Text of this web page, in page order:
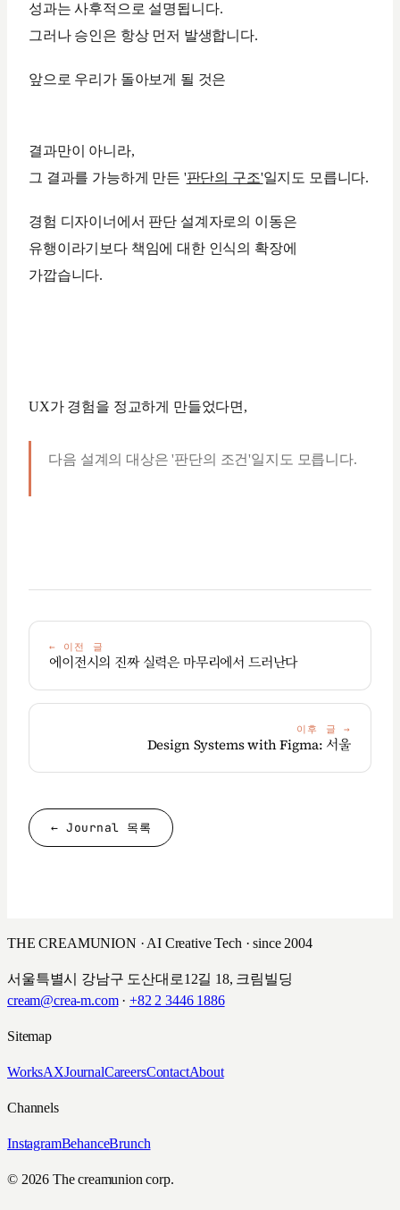
성과는 사후적으로 설명됩니다.
그러나 승인은 항상 먼저 발생합니다.
앞으로 우리가 돌아보게 될 것은
결과만이 아니라,
그 결과를 가능하게 만든 '판단의 구조'일지도 모릅니다.
경험 디자이너에서 판단 설계자로의 이동은
유행이라기보다 책임에 대한 인식의 확장에
가깝습니다.
UX가 경험을 정교하게 만들었다면,
다음 설계의 대상은 '판단의 조건'일지도 모릅니다.
← 이전 글
에이전시의 진짜 실력은 마무리에서 드러난다
이후 글 →
Design Systems with Figma: 서울
← Journal 목록
THE CREAMUNION · AI Creative Tech · since 2004
서울특별시 강남구 도산대로12길 18, 크림빌딩
cream@crea-m.com· +82 2 3446 1886
Sitemap
WorksAXJournalCareersContactAbout
Channels
InstagramBehanceBrunch
© 2026 The creamunion corp.